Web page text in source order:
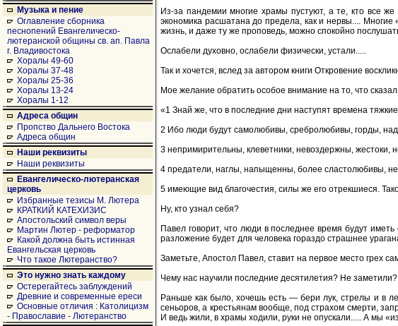
Музыка и пение
Оглавление сборника
песнопений Евангелическо-
лютеранской общины св. ап. Павла
г. Владивостока
Хоралы 49-60
Хоралы 37-48
Хоралы 25-36
Хоралы 13-24
Хоралы 1-12
Адреса общин
Пропство Дальнего Востока
Адреса общин
Наши реквизиты
Наши реквизиты
Евангелическо-лютеранская
церковь
Избранные тезисы М. Лютера
КРАТКИЙ КАТЕХИЗИС
Апостольский символ веры
Мартин Лютер - реформатор
Какой должна быть истинная
Евангельская церковь
Что такое Лютеранство?
Это нужно знать каждому
Остерегайтесь заблуждений
Древние и современные ереси
Основные отличия : Католицизм
- Православие - Лютеранство
Из-за пандемии многие храмы пустуют, а те, кто все
экономика расшатана до предела, как и нервы....
жизнь, и даже ту же проповедь, можно спокойно
Ослабели духовно, ослабели физически, устали.....
Так и хочется, вслед за автором книги Откровение
Мое желание обратить особое внимание на то, что
«1 Знай же, что в последние дни наступят времена
2 Ибо люди будут самолюбивы, сребролюбивы, горды,
3 непримирительны, клеветники, невоздержны, жестоки,
4 предатели, наглы, напыщенны, более сластолюбивы,
5 имеющие вид благочестия, силы же его отрекшиеся.
Ну, кто узнал себя?
Павел говорит, что люди в последнее время будут
разложение будет для человека гораздо страшнее
Заметьте, Апостол Павел, ставит на первое место грех
Чему нас научили последние десятилетия? Не
Раньше как было, хочешь есть — бери лук, стрелы и в
сеньоров, а крестьянам вообще, под страхом смерти,
И ведь жили, в храмы ходили, руки не опускали..... А мы